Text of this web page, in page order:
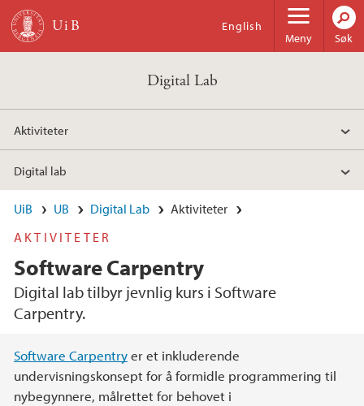
Hopp til hovedinnhold
Meny
English
Søk
Digital Lab
Aktiviteter
Digital lab
UiB UB Digital Lab
Aktiviteter
AKTIVITETER
Software Carpentry
Digital lab tilbyr jevnlig kurs i Software
Carpentry.
Hovedinnhold
Software Carpentryer et inkluderende
undervisningskonsept for å formidle programmering til
nybegynnere, målrettet for behovet i